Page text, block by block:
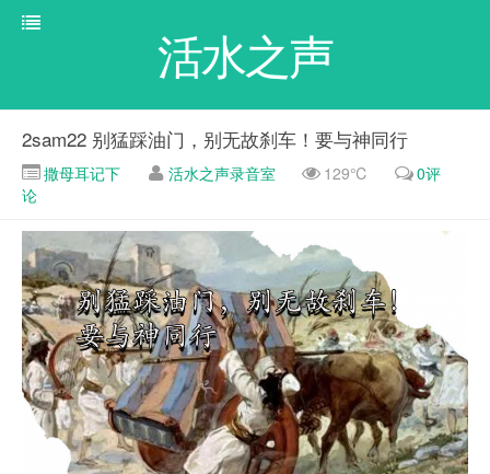
活水之声
2sam22 别猛踩油门，别无故刹车！要与神同行
撒母耳记下 活水之声录音室 129℃
0评
论